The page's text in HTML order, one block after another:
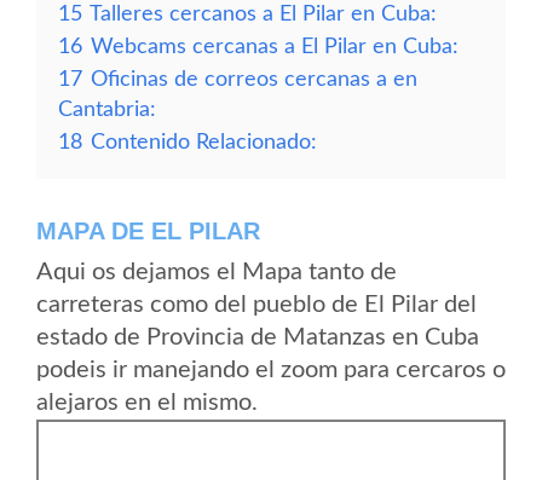
15 Talleres cercanos a El Pilar en Cuba:
16 Webcams cercanas a El Pilar en Cuba:
17 Oficinas de correos cercanas a en
Cantabria:
18 Contenido Relacionado:
MAPA DE EL PILAR
Aqui os dejamos el Mapa tanto de
carreteras como del pueblo de El Pilar del
estado de Provincia de Matanzas en Cuba
podeis ir manejando el zoom para cercaros o
alejaros en el mismo.